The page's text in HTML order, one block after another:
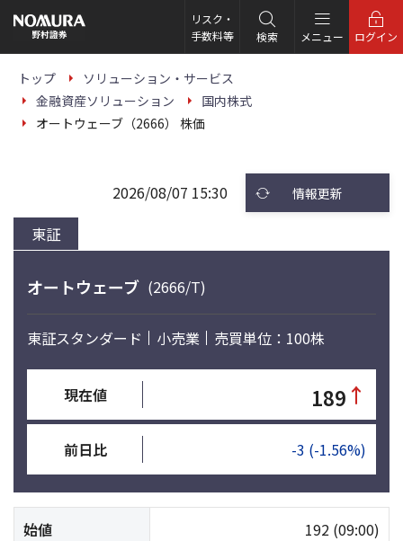
の
ー
リスク・
手数料等
検索 メニュー ログイン
トップ
ソリューション・サービス
金融資産ソリューション
国内株式
オートウェーブ（2666） 株価
東証
2026/08/07 15:30 情報更新
オートウェーブ (2666/T)
東証スタンダード 小売業 売買単位：100株
現在値 189 ↑
前日比 -3 (-1.56%)
始値 192 (09:00)